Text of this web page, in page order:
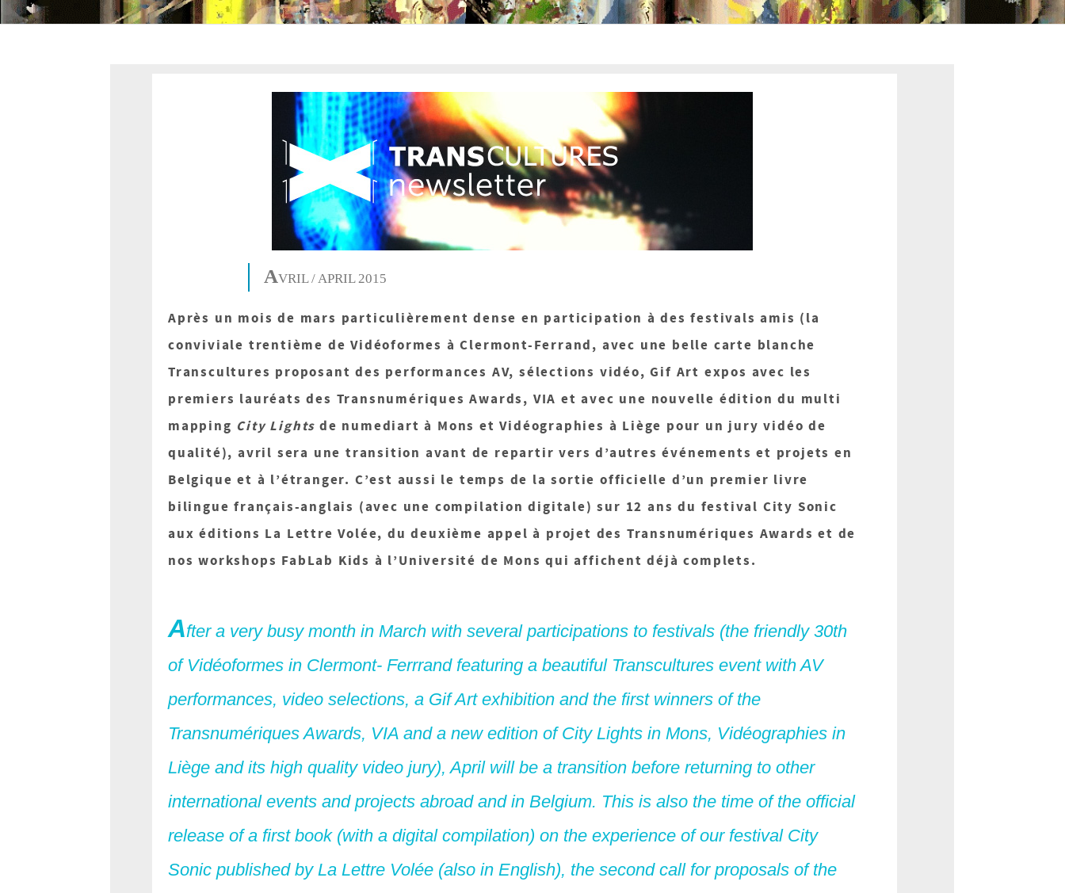
AVRIL / APRIL 2015
Après un mois de mars particulièrement dense en participation à des festivals amis (la
conviviale trentième de Vidéoformes à Clermont-Ferrand, avec une belle carte blanche
Transcultures proposant des performances AV, sélections vidéo, Gif Art expos avec les
premiers lauréats des Transnumériques Awards, VIA et avec une nouvelle édition du multi
mapping City Lights de numediart à Mons et Vidéographies à Liège pour un jury vidéo de
qualité), avril sera une transition avant de repartir vers d’autres événements et projets en
Belgique et à l’étranger. C’est aussi le temps de la sortie officielle d’un premier livre
bilingue français-anglais (avec une compilation digitale) sur 12 ans du festival City Sonic
aux éditions La Lettre Volée, du deuxième appel à projet des Transnumériques Awards et de
nos workshops FabLab Kids à l’Université de Mons qui affichent déjà complets.
After a very busy month in March with several participations to festivals (the friendly 30th
of Vidéoformes in Clermont- Ferrrand featuring a beautiful Transcultures event with AV
performances, video selections, a Gif Art exhibition and the first winners of the
Transnumériques Awards, VIA and a new edition of City Lights in Mons, Vidéographies in
Liège and its high quality video jury), April will be a transition before returning to other
international events and projects abroad and in Belgium. This is also the time of the official
release of a first book (with a digital compilation) on the experience of our festival City
Sonic published by La Lettre Volée (also in English), the second call for proposals of the